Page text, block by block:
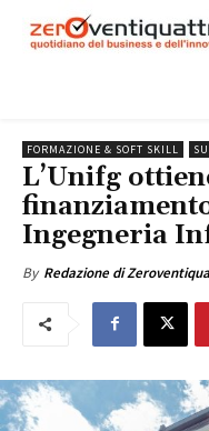
FORMAZIONE & SOFT SKILL
L’Unifg
Ingegneria
By Redazione di